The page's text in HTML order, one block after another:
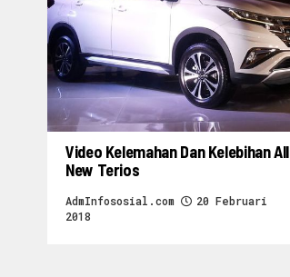
Video Kelemahan Dan Kelebihan All
New Terios
AdmInfososial.com
20 Februari
2018